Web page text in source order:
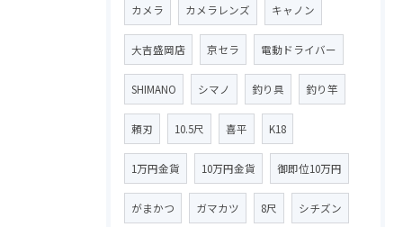
カメラ カメラレンズ キャノン
大吉盛岡店 京セラ 電動ドライバー
SHIMANO シマノ 釣り具 釣り竿
頼刃 10.5尺 喜平 K18
1万円金貨 10万円金貨 御即位10万円
がまかつ ガマカツ 8尺 シチズン